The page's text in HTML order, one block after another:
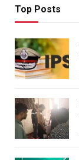
Top Posts